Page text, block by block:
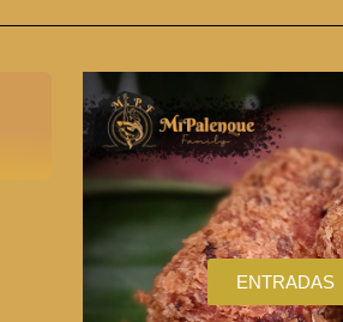
ENTRADAS